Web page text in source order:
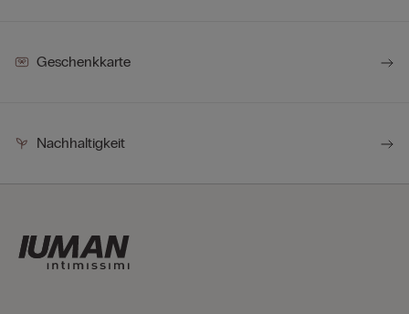
Geschenkkarte
Nachhaltigkeit